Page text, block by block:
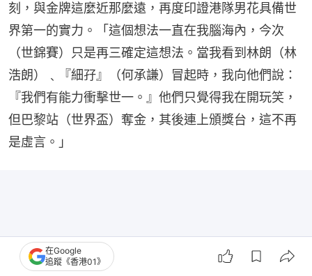
刻，與金牌這麼近那麼遠，再度印證港隊男花具備世
界第一的實力。「這個想法一直在我腦海內，今次
（世錦賽）只是再三確定這想法。當我看到林朗（林
浩朗）﹑『細孖』（何承謙）冒起時，我向他們說：
『我們有能力衝擊世一。』他們只覺得我在開玩笑，
但巴黎站（世界盃）奪金，其後連上頒獎台，這不再
是虛言。」
在Google
追蹤《香港01》